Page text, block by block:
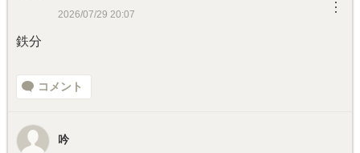
2026/07/29 20:07 ︙
鉄分
コメント
吟